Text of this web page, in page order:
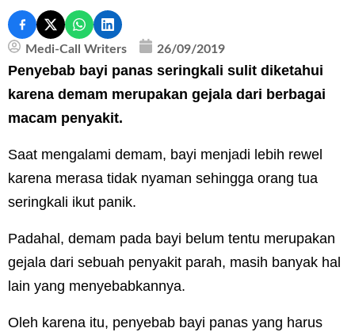
Medi-Call Writers 26/09/2019
Penyebab bayi panas seringkali sulit diketahui
karena demam merupakan gejala dari berbagai
macam penyakit.
Saat mengalami demam, bayi menjadi lebih rewel
karena merasa tidak nyaman sehingga orang tua
seringkali ikut panik.
Padahal, demam pada bayi belum tentu merupakan
gejala dari sebuah penyakit parah, masih banyak hal
lain yang menyebabkannya.
Oleh karena itu, penyebab bayi panas yang harus